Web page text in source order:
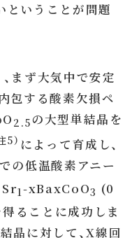
ということが問題
まず大気中で安定
包する酸素欠損ペ
2.5の大型単結晶を
5） によって育成し、
の低温酸素アニー
Sr1-xBaxCoO3 (0
ることに成功しま
晶に対して、X線回